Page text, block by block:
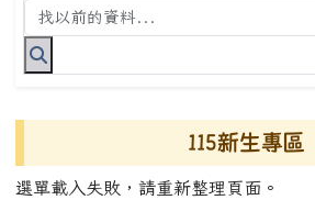
搜尋台南市永康國小全球資訊網關鍵字
115新生專區
選單載入失敗，請重新整理頁面。